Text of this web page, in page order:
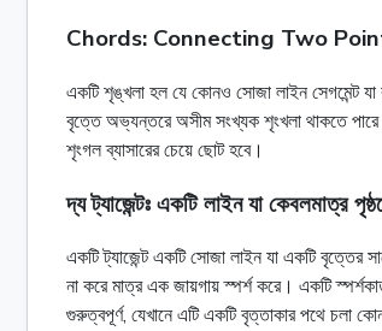
Chords: Connecting Two
একটি শৃঙ্খলা হল যে কোনও সোজা লাইন সেগমেন্ট
বৃত্তে অভ্যন্তরে অসীম সংখ্যক শৃংখলা থাকতে পারে।
শৃংগল ব্যাসারের চেয়ে ছোট হবে।
দ্য ট্যাজেন্টঃ একটি লাইন যা কেবলমাত্র
একটি ট্যাজেন্ট একটি সোজা লাইন যা একটি বৃত্তের
না করে মাত্র এক জায়গায় স্পর্শ করে। একটি
গুরুত্বপূর্ণ, যেখানে এটি একটি বৃত্তাকার পথে চলা